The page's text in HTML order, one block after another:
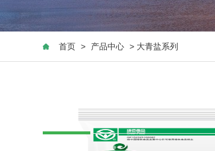
首页 > 产品中心 > 大青盐系列